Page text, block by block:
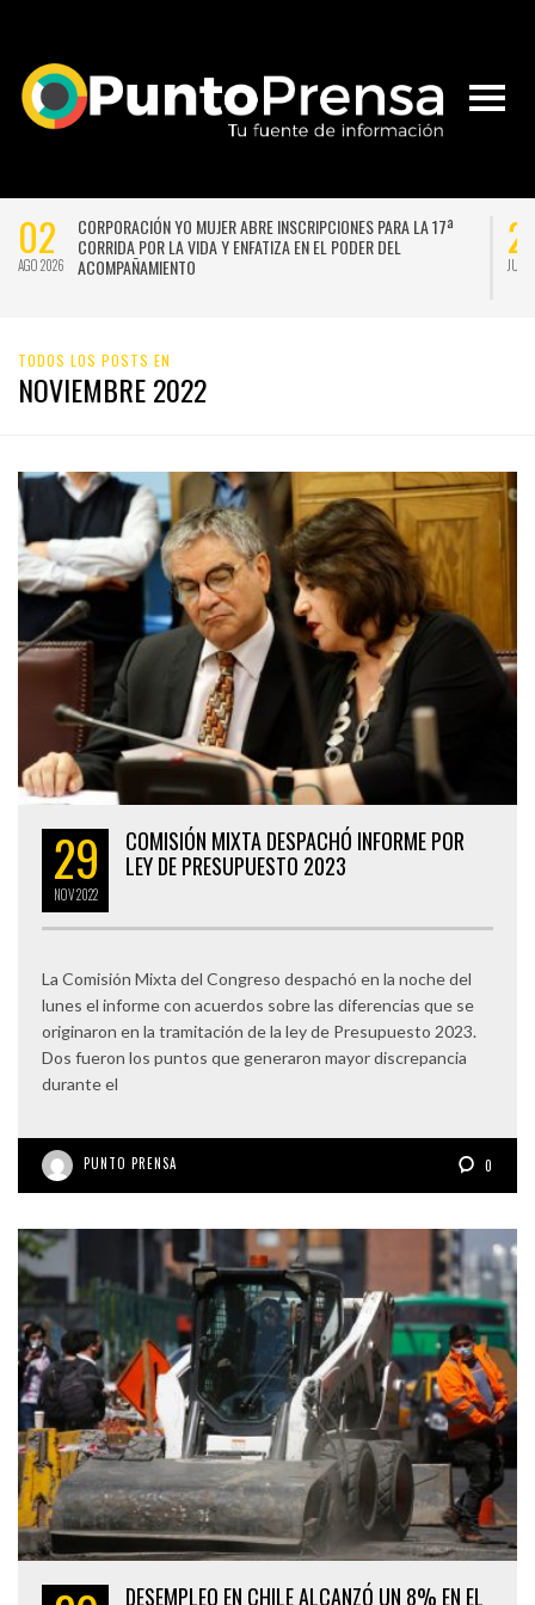
02
AGO 2026
CORPORACIÓN YO MUJER ABRE INSCRIPCIONES PARA LA 17ª
CORRIDA POR LA VIDA Y ENFATIZA EN EL PODER DEL
ACOMPAÑAMIENTO
JUL
TODOS LOS POSTS EN
NOVIEMBRE 2022
29
NOV2022
COMISIÓN MIXTA DESPACHÓ INFORME POR
LEY DE PRESUPUESTO 2023
La Comisión Mixta del Congreso despachó en la noche del
lunes el informe con acuerdos sobre las diferencias que se
originaron en la tramitación de la ley de Presupuesto 2023.
Dos fueron los puntos que generaron mayor discrepancia
durante el
PUNTO PRENSA 0
DESEMPLEO EN CHILE ALCANZÓ UN 8% EN EL